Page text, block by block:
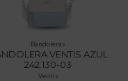
Bandoleras
VENTIS AZUL
242.130-03
Ventis